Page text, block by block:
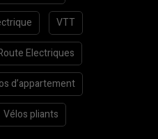
VTT
Electriques
d’appartement
Vélos pliants